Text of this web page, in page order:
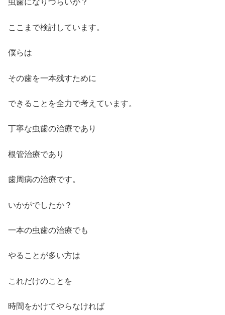
虫歯になりづらいか？
ここまで検討しています。
僕らは
その歯を一本残すために
できることを全力で考えています。
丁寧な虫歯の治療であり
根管治療であり
歯周病の治療です。
いかがでしたか？
一本の虫歯の治療でも
やることが多い方は
これだけのことを
時間をかけてやらなければ